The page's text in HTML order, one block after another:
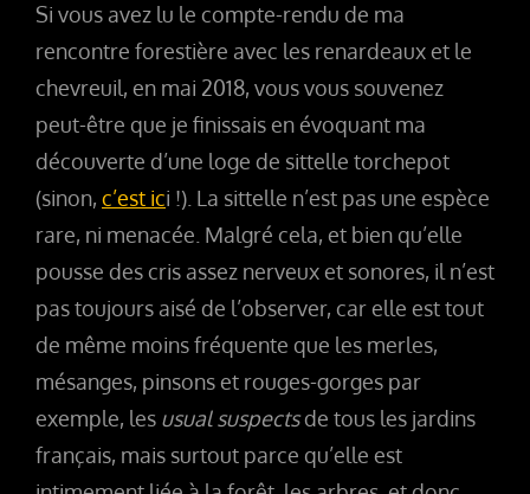
Si vous avez lu le compte-rendu de ma
rencontre forestière avec les renardeaux et le
chevreuil, en mai 2018, vous vous souvenez
peut-être que je finissais en évoquant ma
découverte d’une loge de sittelle torchepot
(sinon, c’est ici !). La sittelle n’est pas une espèce
rare, ni menacée. Malgré cela, et bien qu’elle
pousse des cris assez nerveux et sonores, il n’est
pas toujours aisé de l’observer, car elle est tout
de même moins fréquente que les merles,
mésanges, pinsons et rouges-gorges par
exemple, les usual suspectsde tous les jardins
français, mais surtout parce qu’elle est